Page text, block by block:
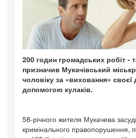
200 годин громадських робіт -
призначив Мукачівський
чоловіку за «виховання»
допомогою кулаків.
58-річного жителя Мукачева
кримінального правопорушення,